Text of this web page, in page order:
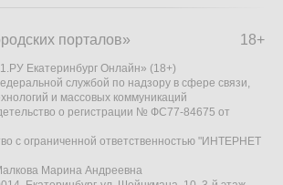
18+
порталов»
Екатеринбург Онлайн» (18+)
службой по надзору в сфере связи,
и массовых коммуникаций
о регистрации № ФС77-84675 от
с ограниченной ответственностью "ИНТЕРНЕТ
Марина Андреевна